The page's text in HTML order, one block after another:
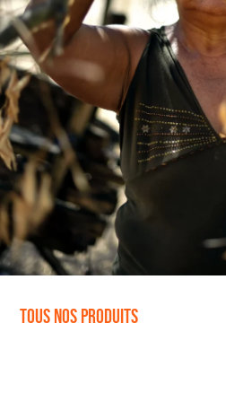
Tous nos produits